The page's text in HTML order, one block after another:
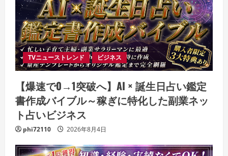
TVニューストレンド ビジネス
【爆速で0→1突破へ】AI × 誕生日占い鑑定
書作成バイブル～稼ぎに特化した副業ネッ
ト占いビジネス
phi72110 2026年8月4日